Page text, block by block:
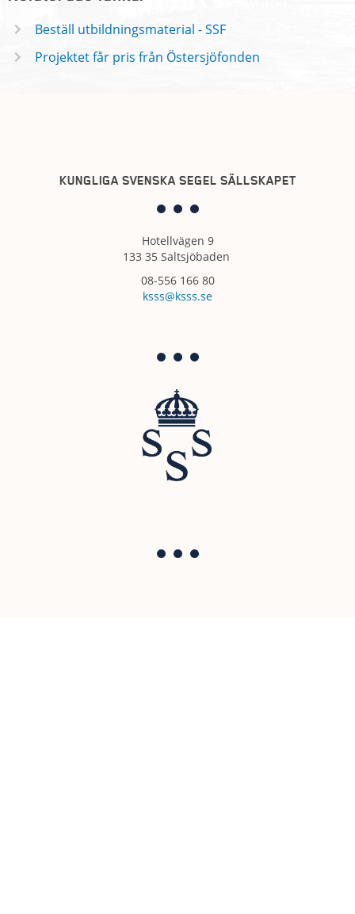
Beställ utbildningsmaterial - SSF
Projektet får pris från Östersjöfonden
KUNGLIGA SVENSKA SEGEL SÄLLSKAPET
Hotellvägen 9
133 35 Saltsjöbaden
08-556 166 80
ksss@ksss.se